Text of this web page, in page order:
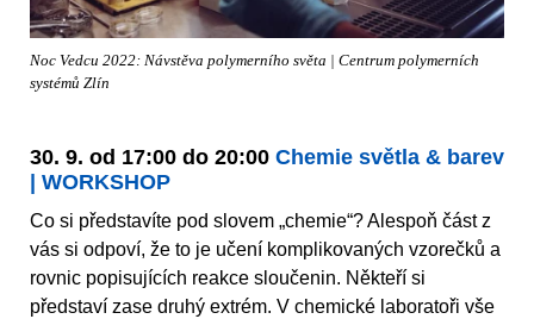
Noc Vedcu 2022: Návstěva polymerního světa | Centrum polymerních
systémů Zlín
30. 9. od 17:00 do 20:00 Chemie světla & barev
| WORKSHOP
Co si představíte pod slovem „chemie“? Alespoň část z
vás si odpoví, že to je učení komplikovaných vzorečků a
rovnic popisujících reakce sloučenin. Někteří si
představí zase druhý extrém. V chemické laboratoři vše